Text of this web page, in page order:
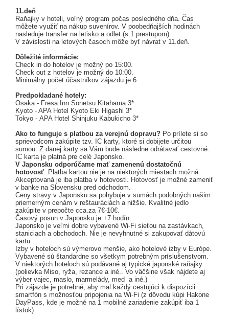
11.deň
Raňajky v hoteli, voľný program počas posledného dňa. Čas
môžete využiť na nákup suvenírov. V poobedňajších hodinách
nasleduje transfer na letisko a odlet (s 1 prestupom).
V závislosti na letových časoch môže byť návrat v 11.deň.
Dôležité informácie:
Check in do hotelov je možný po 15:00.
Check out z hotelov je možný do 10:00.
Minimálny počet účastníkov zájazdu je 6
Predpokladané hotely:
Osaka - Fresa Inn Sonetsu Kitahama 3*
Kyoto - APA Hotel Kyoto Eki Higashi 3*
Tokyo - APA Hotel Shinjuku Kabukicho 3*
Ako to funguje s platbou za verejnú dopravu? Po prílete si so
sprievodcom zakúpite tzv. IC karty, ktoré si dobijete určitou
sumou. Z danej karty sa Vám bude následne odrátavať cestovné.
IC karta je platná pre celé Japonsko.
V Japonsku odporúčame mať zamenenú dostatočnú
hotovosť. Platba kartou nie je na niektorých miestach možná.
Akceptovaná je iba platba v hotovosti. Hotovosť je možné zameniť
v banke na Slovensku pred odchodom.
Ceny stravy v Japonsku sa pohybuje v sumách podobných našim
priemerným cenám v reštauráciách a nižšie. Kvalitné jedlo
zakúpite v prepočte cca.za 7€-10€.
Časový posun v Japonsku je +7 hodín.
Japonsko je veľmi dobre vybavené Wi-Fi sieťou na zastávkach,
staniciach a obchodoch. Nie je nevyhnutné si zakupovať dátovú
kartu.
Izby v hoteloch sú výmerovo menšie, ako hotelové izby v Európe.
Vybavené sú štandardne so všetkym potrebným príslušenstvom.
V niektorých hoteloch sú podávané aj typické japonské raňajky
(polievka Miso, ryža, rezance a iné.. Vo väčšine však nájdete aj
výber vajec, maslo, marmelády, med a iné.)
Pri zájazde je potrebné, aby mal každý cestujúci k dispozícii
smartfón s možnosťou pripojenia na Wi-Fi (z dôvodu kúpi Hakone
DayPass, kde je možné na 1 mobilné zariadenie zakúpiť iba 1
lístok)